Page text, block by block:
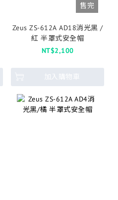
售完
Zeus ZS-612A AD18消光黑 /
紅 半罩式安全帽
NT$2,100
加入購物車